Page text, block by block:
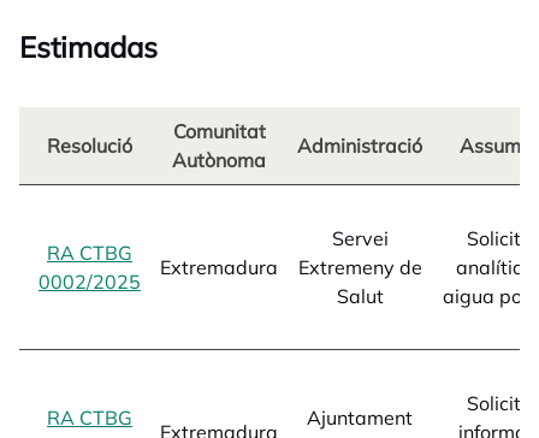
Estimadas
Resolució
Comunitat
Autònoma
Administració
RA CTBG
0002/2025 opens in a new tab
Extremadura
Servei
Extremeny de
Salut
aigua
RA CTBG
Extremadura
Ajuntament